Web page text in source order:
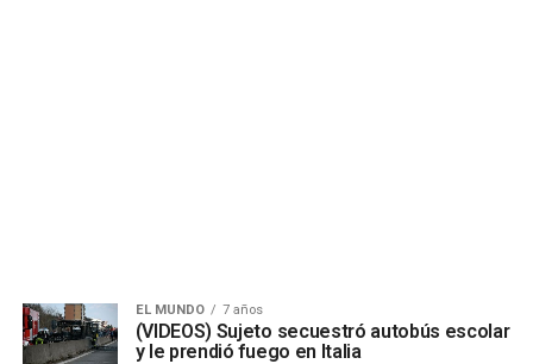
EL MUNDO 7 años
(VIDEOS) Sujeto secuestró autobús escolar
y le prendió fuego en Italia